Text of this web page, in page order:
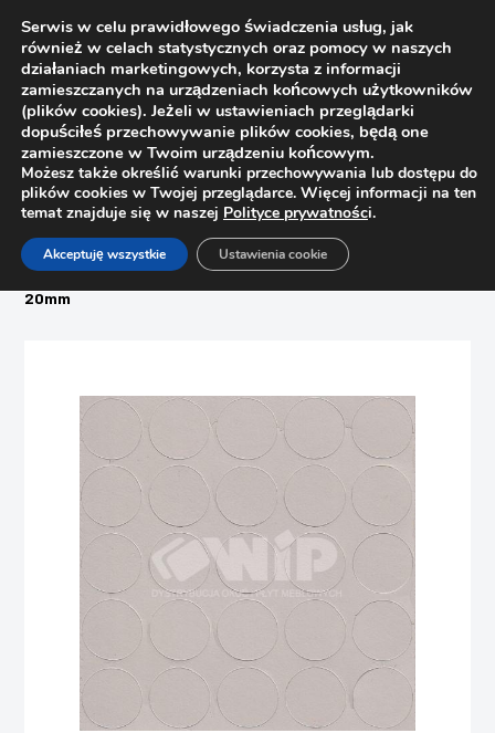
Strona główna
Sklep
Woski, pisaki, zaślepki, filce
20mm
Serwis w celu prawidłowego świadczenia usług, jak
również w celach statystycznych oraz pomocy w naszych
działaniach marketingowych, korzysta z informacji
zamieszczanych na urządzeniach końcowych użytkowników
(plików cookies). Jeżeli w ustawieniach przeglądarki
dopuściłeś przechowywanie plików cookies, będą one
zamieszczone w Twoim urządzeniu końcowym.
Możesz także określić warunki przechowywania lub dostępu do
plików cookies w Twojej przeglądarce. Więcej informacji na ten
temat znajduje się w naszej Polityce prywatności.
Akceptuję wszystkie Ustawienia cookie